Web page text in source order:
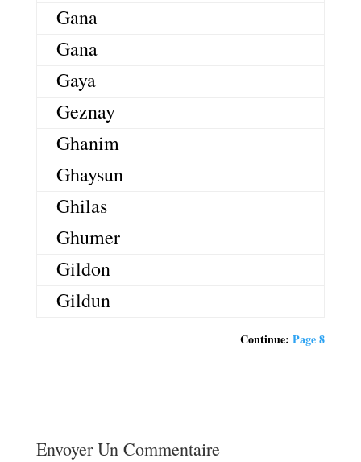
Gana
Gana
Gaya
Geznay
Ghanim
Ghaysun
Ghilas
Ghumer
Gildon
Gildun
Continue:Page 8
Envoyer Un Commentaire